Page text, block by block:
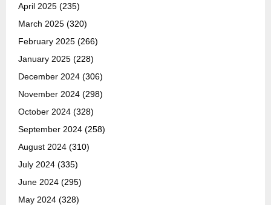
April 2025 (235)
March 2025 (320)
February 2025 (266)
January 2025 (228)
December 2024 (306)
November 2024 (298)
October 2024 (328)
September 2024 (258)
August 2024 (310)
July 2024 (335)
June 2024 (295)
May 2024 (328)